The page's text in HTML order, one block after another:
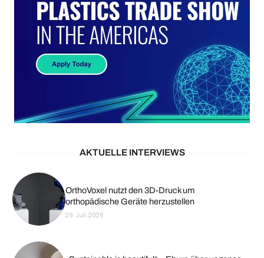
AKTUELLE INTERVIEWS
OrthoVoxel nutzt den 3D-Druck um
orthopädische Geräte herzustellen
29. Juli 2026